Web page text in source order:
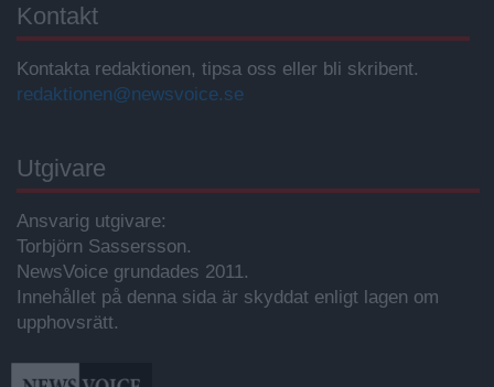
Kontakt
Kontakta redaktionen, tipsa oss eller bli skribent.
redaktionen@newsvoice.se
Utgivare
Ansvarig utgivare:
Torbjörn Sassersson.
NewsVoice grundades 2011.
Innehållet på denna sida är skyddat enligt lagen om
upphovsrätt.